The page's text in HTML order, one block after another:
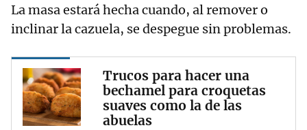
La masa estará hecha cuando, al remover o
inclinar la cazuela, se despegue sin problemas.
Trucos para hacer una
bechamel para croquetas
suaves como la de las
abuelas